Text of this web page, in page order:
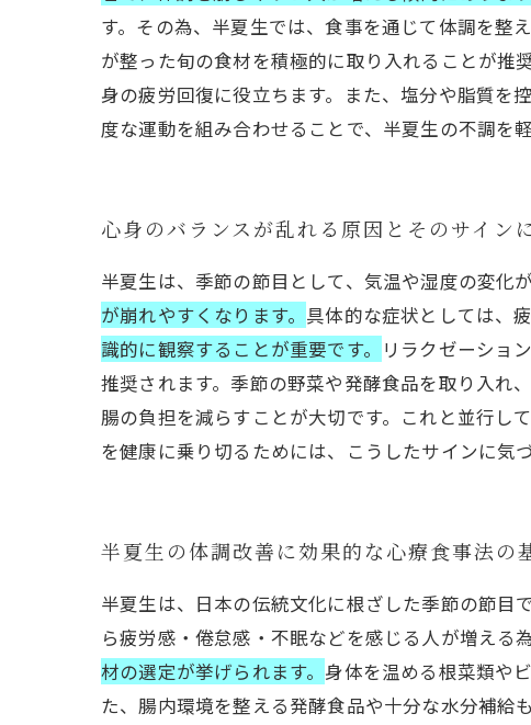
す。その為、半夏生では、食事を通じて体調を整
が整った旬の食材を積極的に取り入れることが推
身の疲労回復に役立ちます。また、塩分や脂質を
度な運動を組み合わせることで、半夏生の不調を
心身のバランスが乱れる原因とそのサイン
半夏生は、季節の節目として、気温や湿度の変化
が崩れやすくなります。 具体的な症状としては、
識的に観察することが重要です。 リラクゼーショ
推奨されます。季節の野菜や発酵食品を取り入れ
腸の負担を減らすことが大切です。これと並行し
を健康に乗り切るためには、こうしたサインに気
半夏生の体調改善に効果的な心療食事法の
半夏生は、日本の伝統文化に根ざした季節の節目
ら疲労感・倦怠感・不眠などを感じる人が増える
材の選定が挙げられます。 身体を温める根菜類や
た、腸内環境を整える発酵食品や十分な水分補給